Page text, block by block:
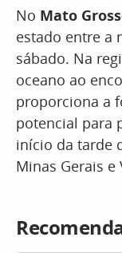
No Mato
estado entre a
sábado. Na
oceano ao
proporciona a
potencial para
início da tarde
Minas Gerais e